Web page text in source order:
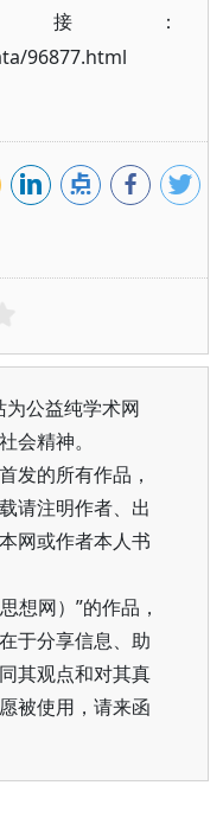
：
96877.html
公益纯学术网
会精神。
发的所有作品，
请注明作者、出
网或作者本人书
想网）”的作品，
于分享信息、助
其观点和对其真
被使用，请来函